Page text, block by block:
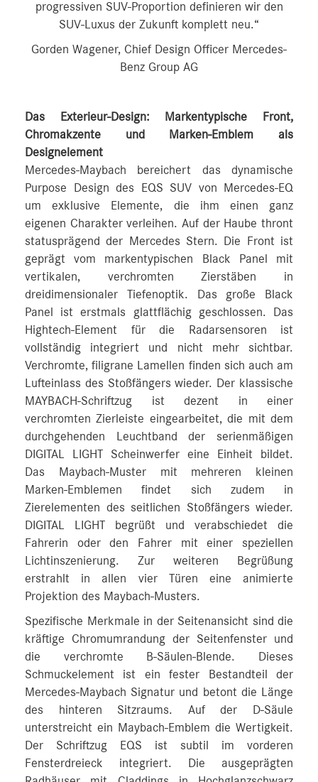
progressiven SUV-Proportion definieren wir den
SUV-Luxus der Zukunft komplett neu.“
Gorden Wagener, Chief Design Officer Mercedes-
Benz Group AG
Das Exterieur-Design: Markentypische Front,
Chromakzente und Marken-Emblem als
Designelement
Mercedes-Maybach bereichert das dynamische
Purpose Design des EQS SUV von Mercedes-EQ
um exklusive Elemente, die ihm einen ganz
eigenen Charakter verleihen. Auf der Haube thront
statusprägend der Mercedes Stern. Die Front ist
geprägt vom markentypischen Black Panel mit
vertikalen, verchromten Zierstäben in
dreidimensionaler Tiefenoptik. Das große Black
Panel ist erstmals glattflächig geschlossen. Das
Hightech-Element für die Radarsensoren ist
vollständig integriert und nicht mehr sichtbar.
Verchromte, filigrane Lamellen finden sich auch am
Lufteinlass des Stoßfängers wieder. Der klassische
MAYBACH-Schriftzug ist dezent in einer
verchromten Zierleiste eingearbeitet, die mit dem
durchgehenden Leuchtband der serienmäßigen
DIGITAL LIGHT Scheinwerfer eine Einheit bildet.
Das Maybach-Muster mit mehreren kleinen
Marken-Emblemen findet sich zudem in
Zierelementen des seitlichen Stoßfängers wieder.
DIGITAL LIGHT begrüßt und verabschiedet die
Fahrerin oder den Fahrer mit einer speziellen
Lichtinszenierung. Zur weiteren Begrüßung
erstrahlt in allen vier Türen eine animierte
Projektion des Maybach-Musters.
Spezifische Merkmale in der Seitenansicht sind die
kräftige Chromumrandung der Seitenfenster und
die verchromte B-Säulen-Blende. Dieses
Schmuckelement ist ein fester Bestandteil der
Mercedes-Maybach Signatur und betont die Länge
des hinteren Sitzraums. Auf der D-Säule
unterstreicht ein Maybach-Emblem die Wertigkeit.
Der Schriftzug EQS ist subtil im vorderen
Fensterdreieck integriert. Die ausgeprägten